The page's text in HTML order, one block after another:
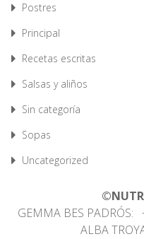
Postres
Principal
Recetas escritas
Salsas y aliños
Sin categoría
Sopas
Uncategorized
GEMMA BES
ALBA